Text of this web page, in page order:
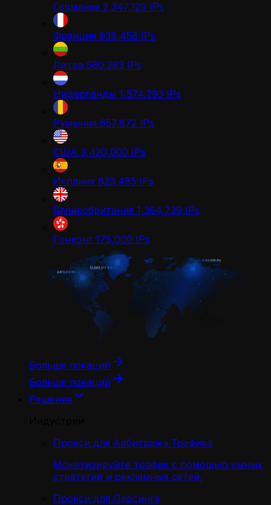
Германия 2,347,129 IPs
Франция 938,458 IPs
Литва 580,283 IPs
Нидерланды 1,574,293 IPs
Румыния 657,872 IPs
США 3,420,000 IPs
Испания 823,485 IPs
Великобритания 1,364,739 IPs
Гонконг 175,000 IPs
Больше локаций
Больше локаций
Решения
Прокси для Арбитража Трафика
Монетизируйте трафик с помощью умных
стратегий и рекламных сетей.
Прокси для Парсинга